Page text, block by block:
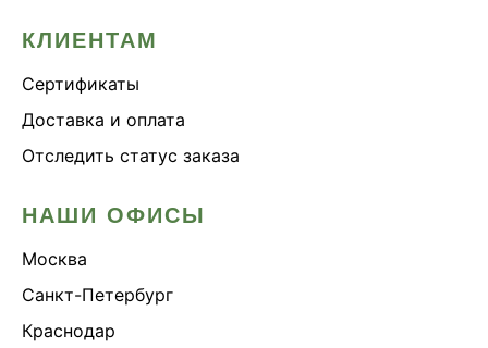
КЛИЕНТАМ
Сертификаты
Доставка и оплата
Отследить статус заказа
НАШИ ОФИСЫ
Москва
Санкт-Петербург
Краснодар